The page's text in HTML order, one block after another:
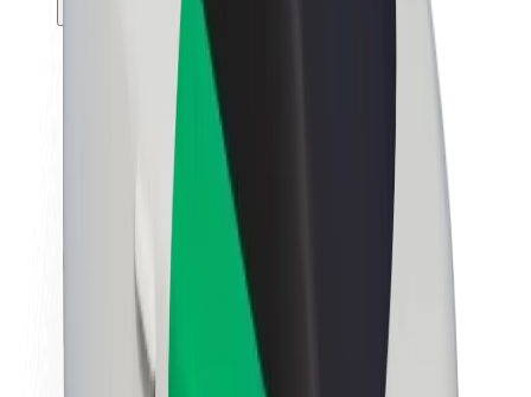
Θέσεις εργασίας
Σχετικά με τη Bolt
Βιωσιμότητα στη Bolt
Project Zero
Κέντρο Τύπου
Κατευθυντήριες γραμμές Brand
Αποστολή
Σχέσεις με Επενδυτές